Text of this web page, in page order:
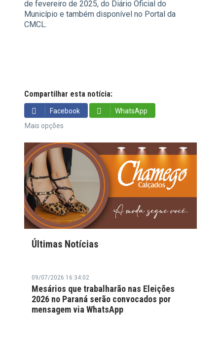
de fevereiro de 2025, do Diário Oficial do
Município e também disponível no Portal da
CMCL.
Compartilhar esta notícia:
Facebook
WhatsApp
Mais opções
Últimas Notícias
09/07/2026 16:34:02
Mesários que trabalharão nas Eleições
2026 no Paraná serão convocados por
mensagem via WhatsApp